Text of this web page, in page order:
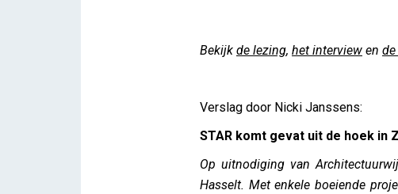
Lezing STAR (NL)
Bekijk de lezing, het interview en de
Verslag door Nicki Janssens:
STAR komt gevat uit de hoek in
Op uitnodiging van
Hasselt. Met enkele boeiende